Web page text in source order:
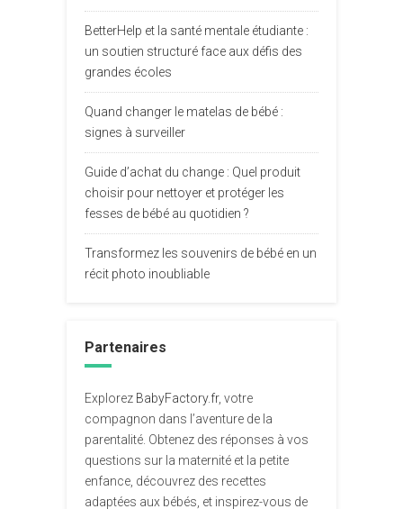
BetterHelp et la santé mentale étudiante :
un soutien structuré face aux défis des
grandes écoles
Quand changer le matelas de bébé :
signes à surveiller
Guide d’achat du change : Quel produit
choisir pour nettoyer et protéger les
fesses de bébé au quotidien ?
Transformez les souvenirs de bébé en un
récit photo inoubliable
Partenaires
Explorez BabyFactory.fr, votre
compagnon dans l’aventure de la
parentalité. Obtenez des réponses à vos
questions sur la maternité et la petite
enfance, découvrez des recettes
adaptées aux bébés, et inspirez-vous de